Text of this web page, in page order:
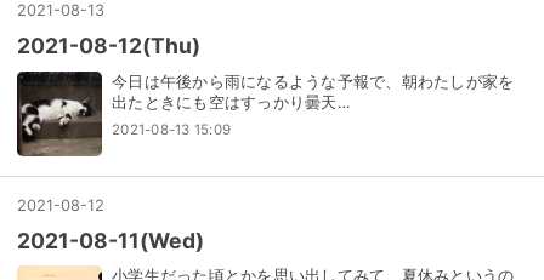
2021 -08-13
2021-08-12(Thu)
今日は午後から雨になるような予報で、朝わたしが家を
出たときにも空はすっかり曇天…
2021-08-13 15:09
2021 -08-12
2021-08-11(Wed)
小学生だった頃とかを思い出してみて、夏休みというの